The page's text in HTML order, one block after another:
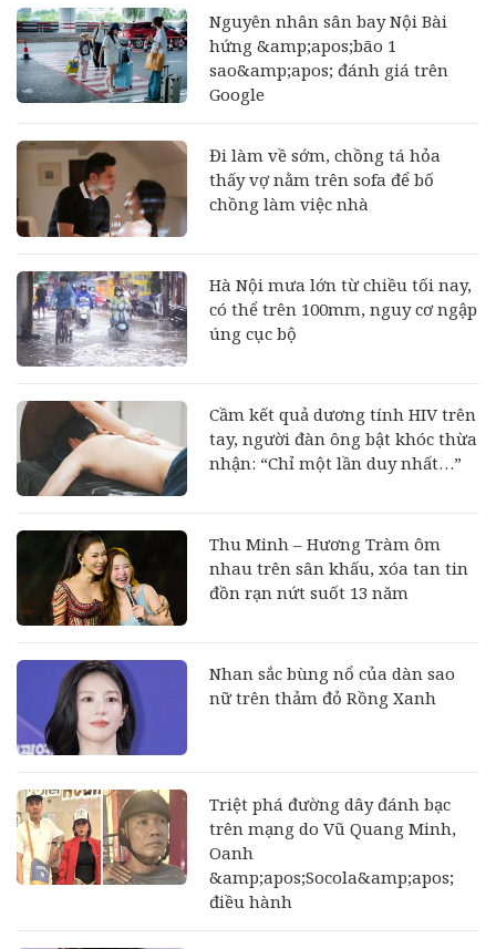
Nguyên nhân sân bay Nội Bài
hứng &amp;apos;bão 1
sao&amp;apos; đánh giá trên
Google
Đi làm về sớm, chồng tá hỏa
thấy vợ nằm trên sofa để bố
chồng làm việc nhà
Hà Nội mưa lớn từ chiều tối nay,
có thể trên 100mm, nguy cơ ngập
úng cục bộ
Cầm kết quả dương tính HIV trên
tay, người đàn ông bật khóc thừa
nhận: “Chỉ một lần duy nhất…”
Thu Minh – Hương Tràm ôm
nhau trên sân khấu, xóa tan tin
đồn rạn nứt suốt 13 năm
Nhan sắc bùng nổ của dàn sao
nữ trên thảm đỏ Rồng Xanh
Triệt phá đường dây đánh bạc
trên mạng do Vũ Quang Minh,
Oanh
&amp;apos;Socola&amp;apos;
điều hành